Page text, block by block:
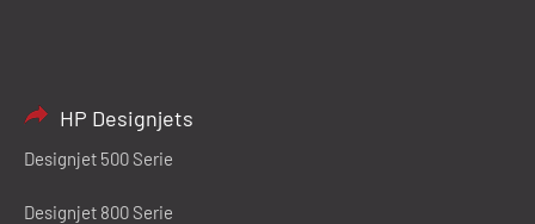
HP Designjets
Designjet 500 Serie
Designjet 800 Serie